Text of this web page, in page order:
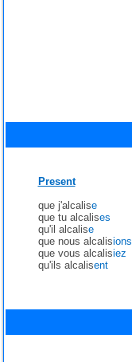
Present
que j'alcalise
que tu alcalises
qu'il alcalise
que nous alcalisions
que vous alcalisiez
qu'ils alcalisent